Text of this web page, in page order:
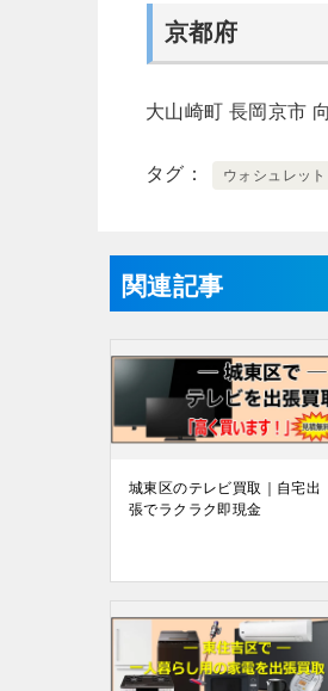
京都府
大山崎町 長岡京市
タグ ウォシュレット
関連記事
城東区のテレビ買取｜自宅出
張でラクラク即現金